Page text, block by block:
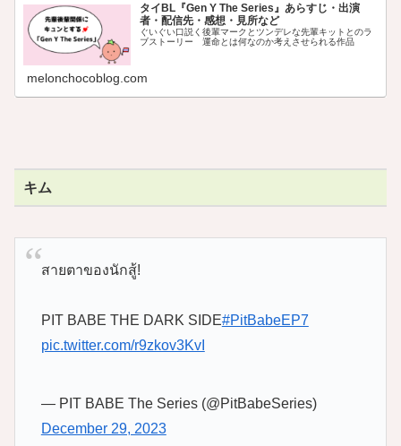
タイBL『Gen Y The Series』あらすじ・出演
者・配信先・感想・見所など
ぐいぐい口説く後輩マークとツンデレな先輩キットとのラ
ブストーリー 運命とは何なのか考えさせられる作品
melonchocoblog.com
キム
สายตาของนักสู้!
PIT BABE THE DARK SIDE#PitBabeEP7
pic.twitter.com/r9zkov3KvI
— PIT BABE The Series (@PitBabeSeries)
December 29, 2023